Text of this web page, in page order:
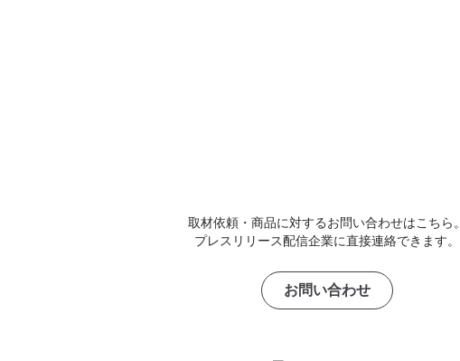
取材依頼・商品に対するお問い合わせはこちら。
プレスリリース配信企業に直接連絡できます。
お問い合わせ